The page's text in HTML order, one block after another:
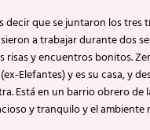
decir que se juntaron los tres
a trabajar durante dos
risas y encuentros bonitos.
Elefantes) y es su casa, y
Está en un barrio obrero de
y tranquilo y el ambiente